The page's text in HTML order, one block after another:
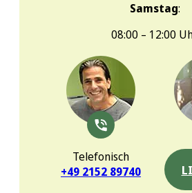
Samstag:
08:00 – 12:00
Telefonisch
+49 2152 89740